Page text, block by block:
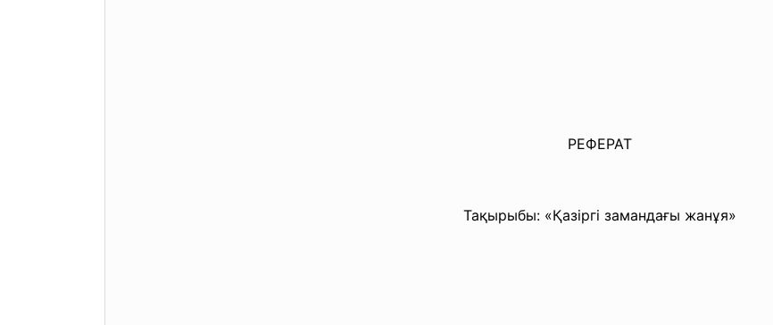
РЕФЕРАТ
Тақырыбы: «Қазіргі замандағы жанұя»